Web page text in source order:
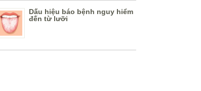
Dấu hiệu báo bệnh nguy hiểm
đến từ lưỡi